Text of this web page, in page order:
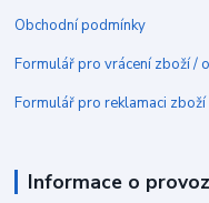
Obchodní podmínky
Formulář pro vrácení zboží /
Formulář pro reklamaci zboží
Informace o